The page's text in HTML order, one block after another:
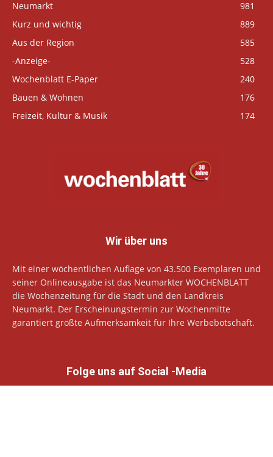
Neumarkt
981
Kurz und wichtig
889
Aus der Region
585
-Anzeige-
528
Wochenblatt E-Paper
240
Bauen & Wohnen
176
Freizeit, Kultur & Musik
174
Wir über uns
Mit einer wöchentlichen Auflage von 43.500 Exemplaren und
seiner Onlineausgabe ist das Neumarkter WOCHENBLATT
die Wochenzeitung für die Stadt und den Landkreis
Neumarkt. Der Erscheinungstermin zur Wochenmitte
garantiert größte Aufmerksamkeit für Ihre Werbebotschaft.
Folge uns auf Social -Media